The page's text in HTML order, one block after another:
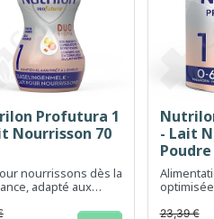
Aperçu rapide
Profutura 1
Nourrisson 70
nourrissons dès la
adapté aux

- Lait
Poudre
naissance
23,39 €